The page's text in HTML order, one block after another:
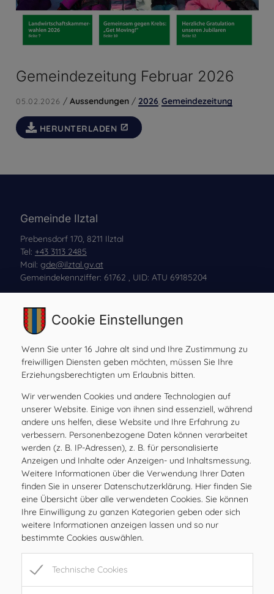
Gemeindezeitung Februar 2026
05.02.2026 / Aussendungen/ 2026, Gemeindezeitung
HERUNTERLADEN
Gemeinde Ilztal
Prebensdorf 170, 8211 Ilztal
Tel: +43 3113 2485
Mail: gde@ilztal.gv.at
Gemeindekennziffer: 61762 , UID: ATU 69185204
MO
08.00 – 12.00 Uhr
DI
08.00 – 12.00 Uhr
08.00 – 12.00 Uhr
DO
08.00 – 12.00 Uhr
FR
08.00 – 12.00, 15.00 – 17.00 Uhr
geschlossen
SO
geschlossen
Öffnungszeiten
MO
08.00 – 12.00 Uhr
DI
08.00 – 12.00 Uhr
DO
08.00 – 12.00 Uhr
Cookie Einstellungen
Wenn Sie unter 16 Jahre alt sind und Ihre Zustimmung zu
freiwilligen Diensten geben möchten, müssen Sie Ihre
Erziehungsberechtigten um Erlaubnis bitten.
Wir verwenden Cookies und andere Technologien auf
unserer Website. Einige von ihnen sind essenziell, während
andere uns helfen, diese Website und Ihre Erfahrung zu
verbessern. Personenbezogene Daten können verarbeitet
werden (z. B. IP-Adressen), z. B. für personalisierte
Anzeigen und Inhalte oder Anzeigen- und Inhaltsmessung.
Weitere Informationen über die Verwendung Ihrer Daten
finden Sie in unserer Datenschutzerklärung. Hier finden Sie
eine Übersicht über alle verwendeten Cookies. Sie können
Ihre Einwilligung zu ganzen Kategorien geben oder sich
weitere Informationen anzeigen lassen und so nur
bestimmte Cookies auswählen.
Technische Cookies